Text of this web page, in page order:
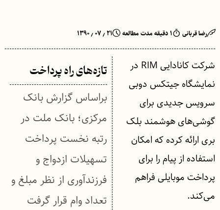
رضا قربانی ۱ دقیقه مدت مطالعه ۲۱ ٫ ۰۷ ٫ ۱۳۹۰
شرکت کانادایی RIM در
نمایشگاه جیتکس دوبی
سرویس جدیدی برای
گوشی‌های هوشمند بلک
بری ارائه کرده که امکان
استفاده از پیام را برای
پرداخت موبایلی فراهم
می‌کند.
تازه‌های راه پرداخت
براساس گزارش بانک
مركزی؛ بانک ملت در
رتبه نخست پرداخت
تسهیلات ازدواج و
فرزندآوری از نظر مبلغ و
تعداد وام قرار گرفت